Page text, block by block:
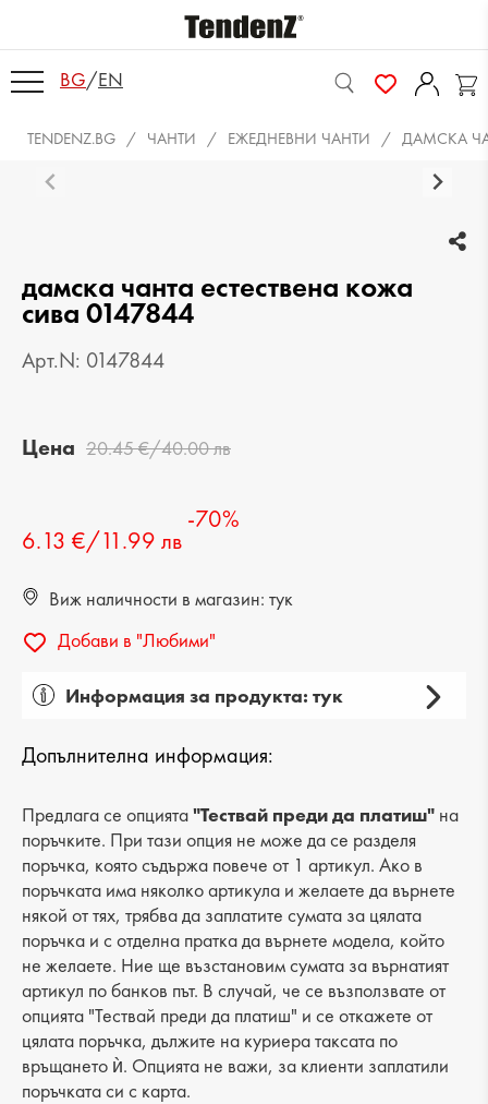
BG/EN
TENDENZ.BG ЧАНТИ ЕЖЕДНЕВНИ ЧАНТИ ДАМСКА
дамска чанта естествена кожа
сива 0147844
Арт.N: 0147844
Цена 20.45 €/40.00 лв
6.13 €/11.99 лв
-70%
Виж наличности в магазин: тук
Добави в "Любими"
Информация за продукта: тук
Категория: чанта
Вид на продукта: ежедневна
Лицев материал: естествена кожа
Хастар: естествена кожа
Ширина: 13 cm
Височина: 18 cm
Брой отделения: 1
Дръжка: -
Допълнителна информация:
Предлага се опцията"Тествай преди да платиш" на
поръчките. При тази опция не може да се разделя
поръчка, която съдържа повече от 1 артикул. Ако в
поръчката има няколко артикула и желаете да върнете
някой от тях, трябва да заплатите сумата за цялата
поръчка и с отделна пратка да върнете модела, който
не желаете. Ние ще възстановим сумата за върнатият
артикул по банков път. В случай, че се възползвате от
опцията "Тествай преди да платиш" и се откажете от
цялата поръчка, дължите на куриера таксата по
връщането ѝ. Опцията не важи, за клиенти заплатили
поръчката си с карта.